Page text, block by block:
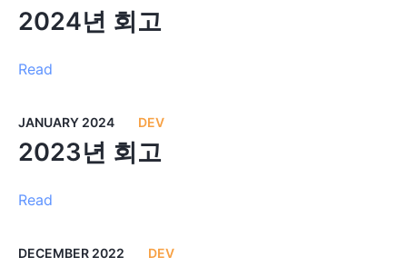
2024년 회고
Read
JANUARY 2024 DEV
2023년 회고
Read
DECEMBER 2022 DEV